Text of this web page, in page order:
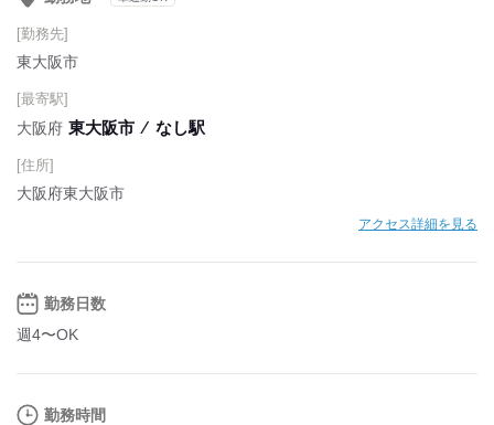
[勤務先]
東大阪市
[最寄駅]
大阪府 東大阪市 ⁄ なし駅
[住所]
大阪府東大阪市
アクセス詳細を見る
勤務日数
週4〜OK
勤務時間